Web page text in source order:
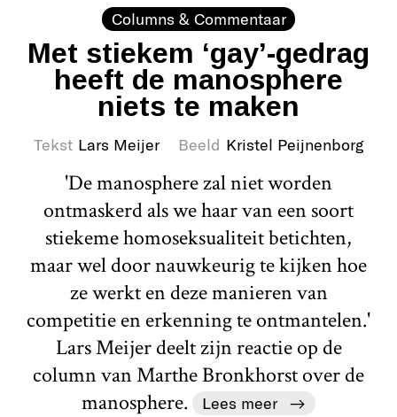
Columns & Commentaar
Met stiekem ‘gay’-gedrag
heeft de manosphere
niets te maken
Tekst Lars Meijer Beeld Kristel Peijnenborg
'De manosphere zal niet worden
ontmaskerd als we haar van een soort
stiekeme homoseksualiteit betichten,
maar wel door nauwkeurig te kijken hoe
ze werkt en deze manieren van
competitie en erkenning te ontmantelen.'
Lars Meijer deelt zijn reactie op de
column van Marthe Bronkhorst over de
manosphere.
Lees meer